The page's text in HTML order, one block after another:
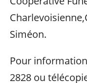
Siméon.
Pour
2828 ou